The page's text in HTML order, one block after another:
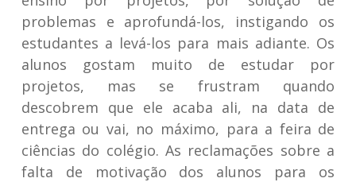
problemas e aprofundá-los, instigando os
estudantes a levá-los para mais adiante. Os
alunos gostam muito de estudar por
projetos, mas se frustram quando
descobrem que ele acaba ali, na data de
entrega ou vai, no máximo, para a feira de
ciências do colégio. As reclamações sobre a
falta de motivação dos alunos para os